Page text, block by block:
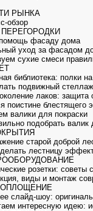
РЫНКА
обзор
фасаду дома
уход за фасадом
сухие смеси
библиотека: полки
подвижный
лаков: защита
поистине
валики для покраски
подобрать
старой доброй
лестницу
розетки: советы
виды и монтаж
слайд-шоу:
интересную идею: